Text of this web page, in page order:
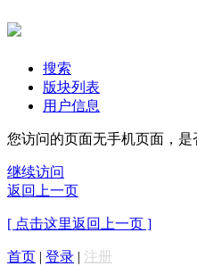
搜索
版块列表
用户信息
您访问的页面无手机页面，是
继续访问
返回上一页
[ 点击这里返回上一页 ]
首页 | 登录 | 注册